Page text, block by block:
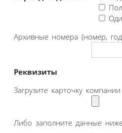
Архивные номера (номер,
Реквизиты
Загрузите карточку компании
Либо заполните данные